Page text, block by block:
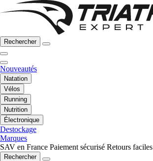
Rechercher
Nouveautés
Natation
Vélos
Running
Nutrition
Électronique
Destockage
Marques
SAV en France Paiement sécurisé Retours faciles
Rechercher